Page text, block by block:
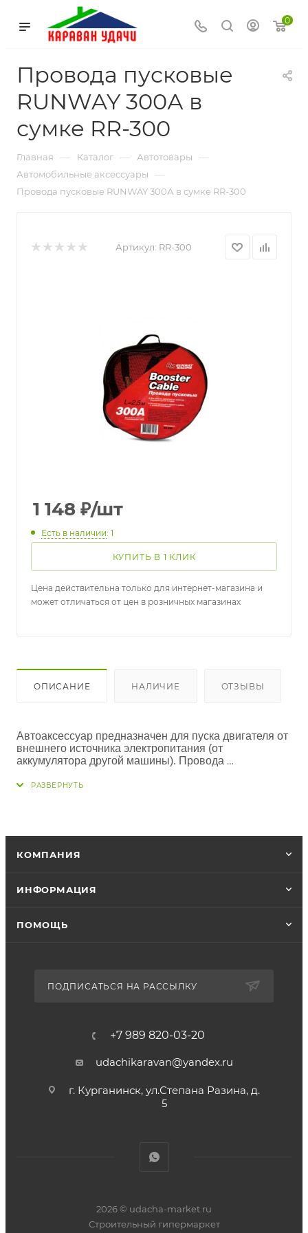
0
Провода пусковые
RUNWAY 300А в
сумке RR-300
Главная — Каталог — Автотовары —
Автомобильные аксессуары —
Провода пусковые RUNWAY 300А в сумке RR-300
Артикул: RR-300
1 148 ₽/шт
Есть в наличии: 1
КУПИТЬ В 1 КЛИК
Цена действительна только для интернет-магазина и
может отличаться от цен в розничных магазинах
ОПИСАНИЕ НАЛИЧИЕ ОТЗЫВЫ
Автоаксессуар предназначен для пуска двигателя от
внешнего источника электропитания (от
аккумулятора другой машины). Провода
двойной изоляцией.
КОМПАНИЯ
ИНФОРМАЦИЯ
ПОМОЩЬ
ПОДПИСАТЬСЯ НА РАССЫЛКУ
+7 989 820-03-20
udachikaravan@yandex.ru
г. Курганинск, ул.Степана Разина, д.
5
2026 © udacha-market.ru
Строительный гипермаркет